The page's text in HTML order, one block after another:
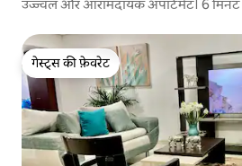
उज्ज्वल और आरामदायक अपार्टमेंट। 6 मिनट
गेस्ट्स की फ़ेवरेट
गेस्ट्स की फ़ेवरेट